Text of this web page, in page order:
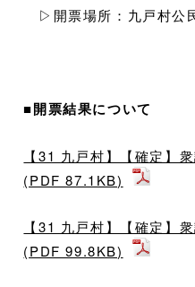
▷開票場所：九戸村公
■開票結果について
【31 九戸村】【確定】
(PDF 87.1KB)
【31 九戸村】【確定】
(PDF 99.8KB)